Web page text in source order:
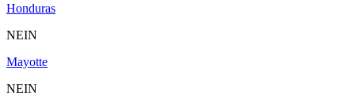
Honduras
NEIN
Mayotte
NEIN